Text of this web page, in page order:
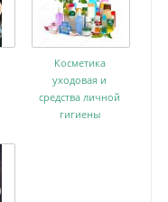
Косметика
уходовая и
средства личной
гигиены